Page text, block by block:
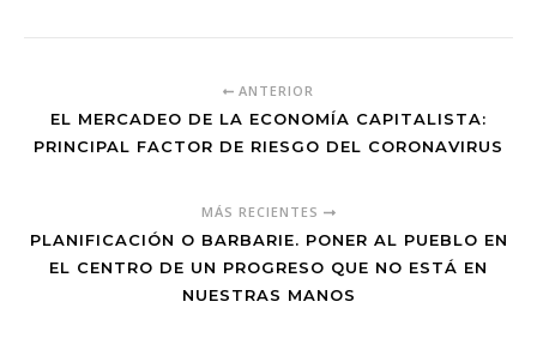
ANTERIOR
EL MERCADEO DE LA ECONOMÍA CAPITALISTA:
PRINCIPAL FACTOR DE RIESGO DEL CORONAVIRUS
MÁS RECIENTES
PLANIFICACIÓN O BARBARIE. PONER AL PUEBLO EN
EL CENTRO DE UN PROGRESO QUE NO ESTÁ EN
NUESTRAS MANOS